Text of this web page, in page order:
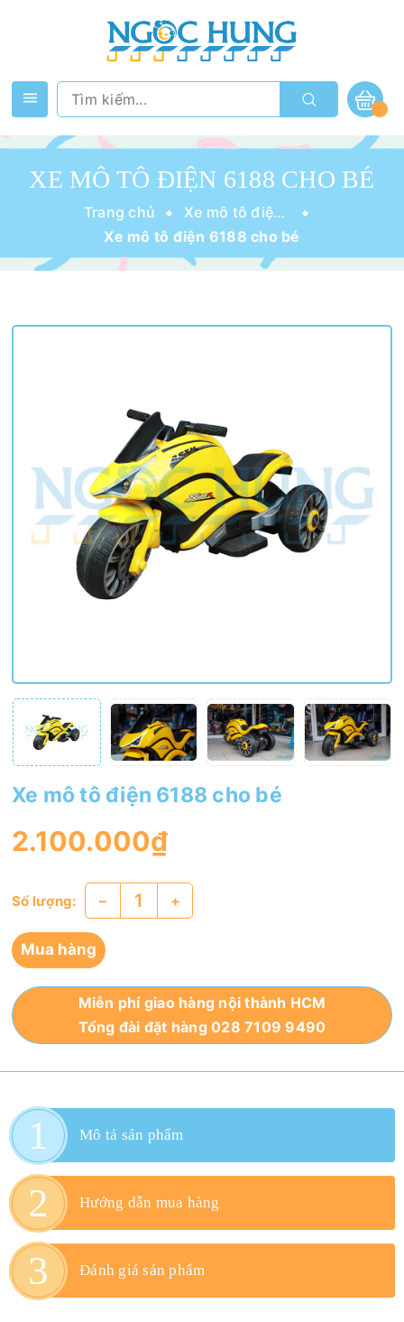
XE MÔ TÔ ĐIỆN 6188 CHO BÉ
Trang chủ
Xe mô tô điện cho bé
Xe mô tô điện 6188 cho bé
Xe mô tô điện 6188 cho bé
2.100.000₫
Số lượng: – +
Mua hàng
Miễn phí giao hàng nội thành HCM
Tổng đài đặt hàng 028 7109 9490
Mô tả sản phẩm
Hướng dẫn mua hàng
Đánh giá sản phẩm